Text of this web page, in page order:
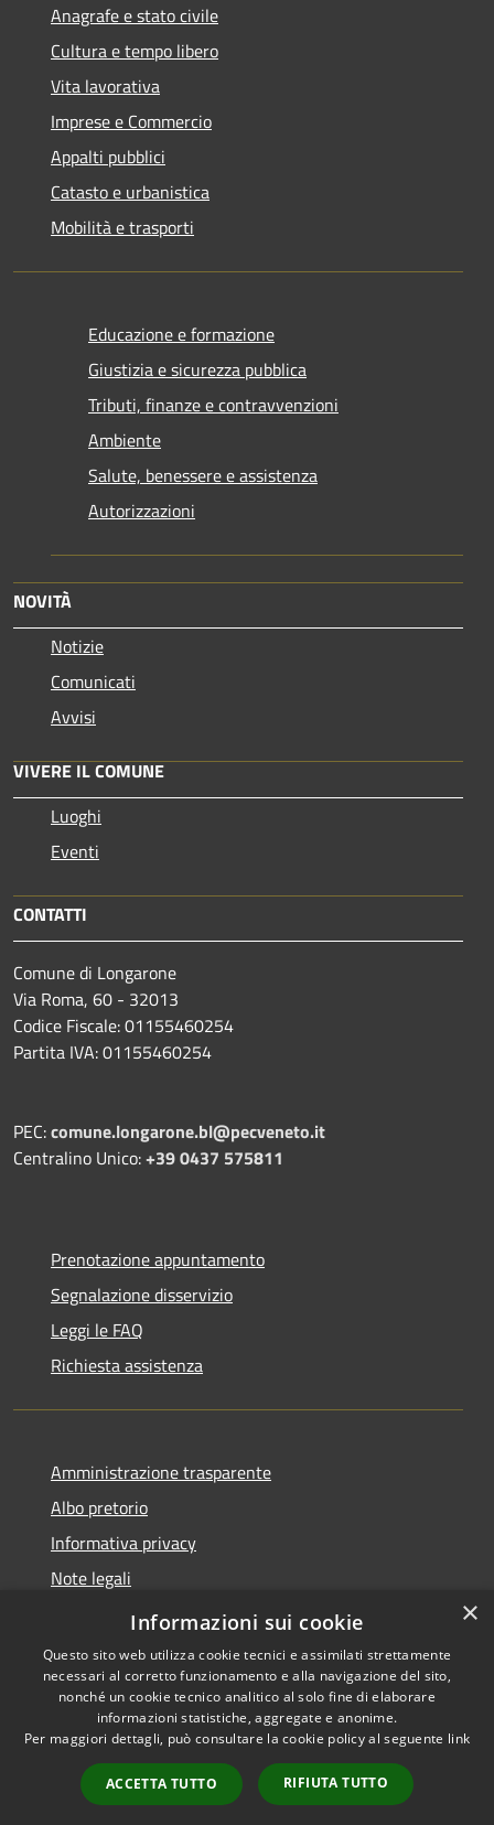
Anagrafe e stato civile
Cultura e tempo libero
Vita lavorativa
Imprese e Commercio
Appalti pubblici
Catasto e urbanistica
Mobilità e trasporti
Educazione e formazione
Giustizia e sicurezza pubblica
Tributi, finanze e contravvenzioni
Ambiente
Salute, benessere e assistenza
Autorizzazioni
NOVITÀ
Notizie
Comunicati
Avvisi
VIVERE IL COMUNE
Luoghi
Eventi
CONTATTI
Comune di Longarone
Via Roma, 60 - 32013
Codice Fiscale: 01155460254
Partita IVA: 01155460254
PEC:comune.longarone.bl@pecveneto.it
Centralino Unico:+39 0437 575811
Prenotazione appuntamento
Segnalazione disservizio
Leggi le FAQ
Richiesta assistenza
Amministrazione trasparente
Albo pretorio
Informativa privacy
Note legali
Dichiarazione di accessibilità
Accessibilità
Copyright © 2026 • Comune di
Longarone • Powered by
Municipium•
Accesso
redazione
×
Informazioni sui cookie
Questo sito web utilizza cookie tecnici e assimilati strettamente
necessari al corretto funzionamento e alla navigazione del sito,
nonché un cookie tecnico analitico al solo fine di elaborare
informazioni statistiche, aggregate e anonime.
Per maggiori dettagli, può consultare la cookie policy al seguente link
ACCETTA TUTTO RIFIUTA TUTTO